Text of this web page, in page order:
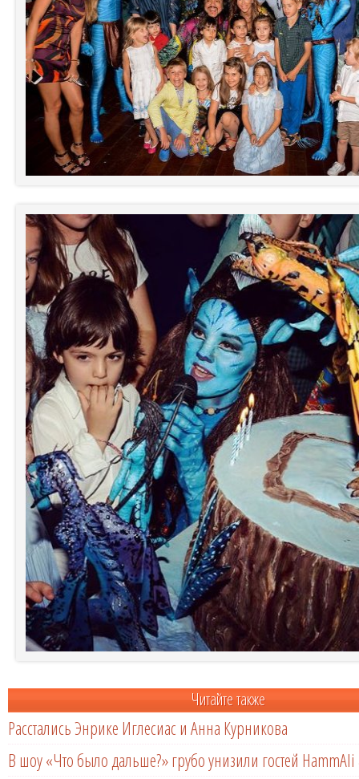
Читайте также
Расстались Энрике Иглесиас и Анна Курникова
В шоу «Что было дальше?» грубо унизили гостей HammAli